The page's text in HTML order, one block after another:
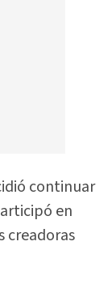
continuar
en
creadoras